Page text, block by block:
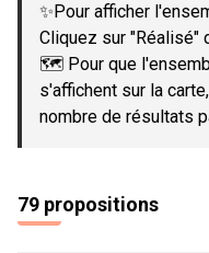
✨Pour afficher
Cliquez sur "Réalisé"
🗺️ Pour que
s'affichent sur la
nombre de résultats
79 propositions